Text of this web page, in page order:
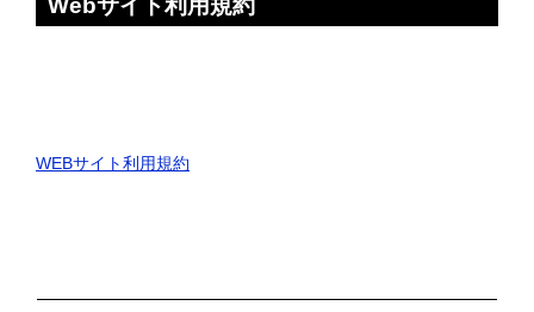
Webサイト利用規約
WEBサイト利用規約